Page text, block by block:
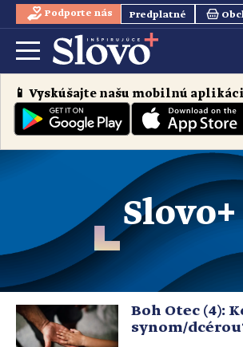
Podporte nás Predplatné
📱 Vyskúšajte našu mobilnú
Slovo+
Boh Otec (4):
synom/